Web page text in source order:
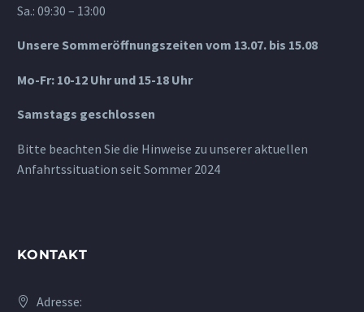
Sa.: 09:30 – 13:00
Unsere Sommeröffnungszeiten vom 13.07. bis 15.08
Mo-Fr: 10-12 Uhr und 15-18 Uhr
Samstags geschlossen
Bitte beachten Sie die Hinweise zu unserer aktuellen
Anfahrtssituation seit Sommer 2024
KONTAKT
Adresse: